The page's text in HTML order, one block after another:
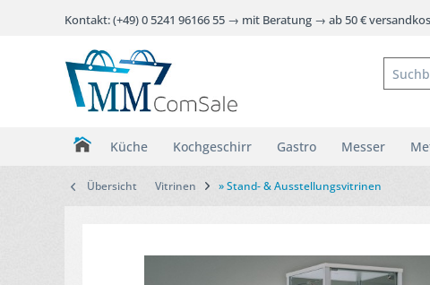
Kontakt: (+49) 0 5241 96166 55 → mit Beratung → ab 50 €
Küche Kochgeschirr Gastro Messer
Übersicht Vitrinen » Stand- & Ausstellungsvitrinen